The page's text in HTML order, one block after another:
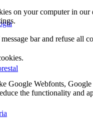
on your computer in
bar and refuse
Google Webfonts,
the functionality and